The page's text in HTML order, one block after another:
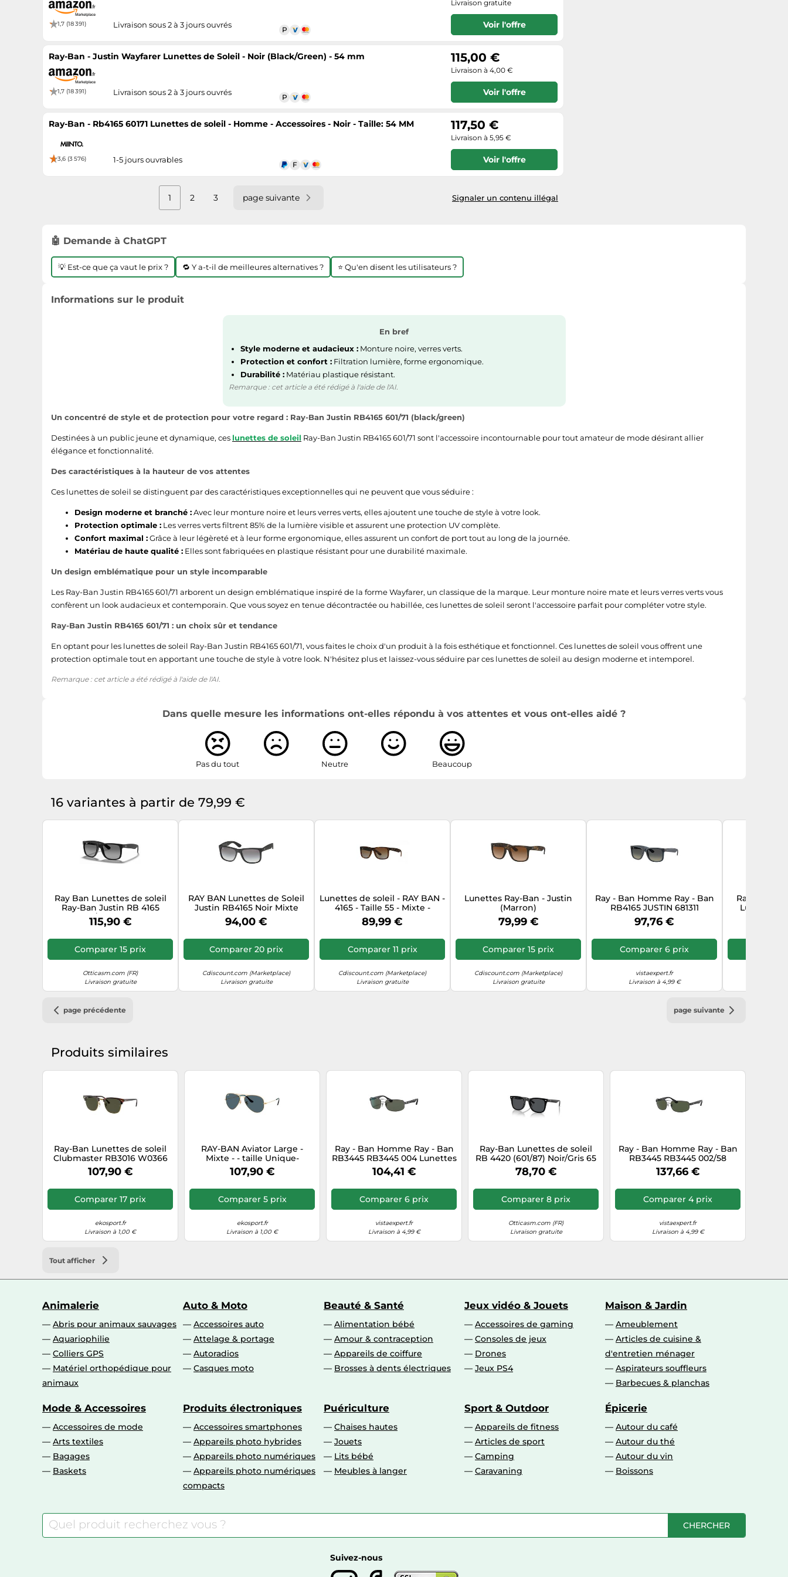
1,7 (18 391) Livraison sous 2 à 3 jours ouvrés
Livraison gratuite
Voir l'offre
Ray-Ban - Justin Wayfarer Lunettes de Soleil - Noir (Black/Green) - 54 mm
1,7 (18 391) Livraison sous 2 à 3 jours ouvrés
115,00 €
Livraison à 4,00 €
Voir l'offre
Ray-Ban - Rb4165 60171 Lunettes de soleil - Homme - Accessoires - Noir - Taille: 54 MM
3,6 (3 576) 1-5 jours ouvrables
117,50 €
Livraison à 5,95 €
Voir l'offre
1 2 3 page suivante Signaler un contenu illégal
🤖 Demande à ChatGPT
💡 Est-ce que ça vaut le prix ? 🔁 Y a-t-il de meilleures alternatives ? ⭐ Qu'en disent les utilisateurs ?
Informations sur le produit
En bref
Style moderne et audacieux :Monture noire, verres verts.
Protection et confort :Filtration lumière, forme ergonomique.
Durabilité :Matériau plastique résistant.
Remarque : cet article a été rédigé à l'aide de l'AI.
Un concentré de style et de protection pour votre regard : Ray-Ban Justin RB4165 601/71 (black/green)
Destinées à un public jeune et dynamique, ces lunettes de soleil Ray-Ban Justin RB4165 601/71 sont l'accessoire incontournable pour tout amateur de mode désirant allier
élégance et fonctionnalité.
Des caractéristiques à la hauteur de vos attentes
Ces lunettes de soleil se distinguent par des caractéristiques exceptionnelles qui ne peuvent que vous séduire :
Design moderne et branché :Avec leur monture noire et leurs verres verts, elles ajoutent une touche de style à votre look.
Protection optimale : Les verres verts filtrent 85% de la lumière visible et assurent une protection UV complète.
Confort maximal :Grâce à leur légèreté et à leur forme ergonomique, elles assurent un confort de port tout au long de la journée.
Matériau de haute qualité : Elles sont fabriquées en plastique résistant pour une durabilité maximale.
Un design emblématique pour un style incomparable
Les Ray-Ban Justin RB4165 601/71 arborent un design emblématique inspiré de la forme Wayfarer, un classique de la marque. Leur monture noire mate et leurs verres verts vous
confèrent un look audacieux et contemporain. Que vous soyez en tenue décontractée ou habillée, ces lunettes de soleil seront l'accessoire parfait pour compléter votre style.
Ray-Ban Justin RB4165 601/71 : un choix sûr et tendance
En optant pour les lunettes de soleil Ray-Ban Justin RB4165 601/71, vous faites le choix d'un produit à la fois esthétique et fonctionnel. Ces lunettes de soleil vous offrent une
protection optimale tout en apportant une touche de style à votre look. N'hésitez plus et laissez-vous séduire par ces lunettes de soleil au design moderne et intemporel.
Remarque : cet article a été rédigé à l'aide de l'AI.
Dans quelle mesure les informations ont-elles répondu à vos attentes et vous ont-elles aidé ?
Pas du tout Neutre Beaucoup
16 variantes à partir de 79,99 €
Ray Ban Lunettes de soleil
Ray-Ban Justin RB 4165
(622/T3) Femme
115,90 €
Comparer 15 prix
Otticasm.com (FR)
Livraison gratuite
RAY BAN Lunettes de Soleil
Justin RB4165 Noir Mixte
94,00 €
Comparer 20 prix
Cdiscount.com (Marketplace)
Livraison gratuite
Lunettes de soleil - RAY BAN -
4165 - Taille 55 - Mixte -
Adulte
89,99 €
Comparer 11 prix
Cdiscount.com (Marketplace)
Livraison gratuite
Lunettes Ray-Ban - Justin
(Marron)
79,99 €
Comparer 15 prix
Cdiscount.com (Marketplace)
Livraison gratuite
Ray - Ban Homme Ray - Ban
RB4165 JUSTIN 681311
Lunettes de soleil Nylon Bleu
Gris Carré Normale Ombré
97,76 €
Comparer 6 prix
vistaexpert.fr
Livraison à 4,99 €
Ray-Ban -
Lunettes
page précédente page suivante
Produits similaires
Ray-Ban Lunettes de soleil
Clubmaster RB3016 W0366
Taille L
107,90 €
Comparer 17 prix
ekosport.fr
Livraison à 1,00 €
RAY-BAN Aviator Large -
Mixte - - taille Unique-
modèle 2025
107,90 €
Comparer 5 prix
ekosport.fr
Livraison à 1,00 €
Ray - Ban Homme Ray - Ban
RB3445 RB3445 004 Lunettes
de soleil Acier Gris G15 Carré
Normale
104,41 €
Comparer 6 prix
vistaexpert.fr
Livraison à 4,99 €
Ray-Ban Lunettes de soleil
RB 4420 (601/87) Noir/Gris 65
mm Femme
78,70 €
Comparer 8 prix
Otticasm.com (FR)
Livraison gratuite
Ray - Ban Homme Ray - Ban
RB3445 RB3445 002/58
Lunettes de soleil Métal Noir
G15 Carré Polarisé
137,66 €
Comparer 4 prix
vistaexpert.fr
Livraison à 4,99 €
Tout afficher
Animalerie
Abris pour animaux sauvages
Aquariophilie
Colliers GPS
Matériel orthopédique pour
animaux
Auto & Moto
Accessoires auto
Attelage & portage
Autoradios
Casques moto
Beauté & Santé
Alimentation bébé
Amour & contraception
Appareils de coiffure
Brosses à dents électriques
Jeux vidéo & Jouets
Accessoires de gaming
Consoles de jeux
Drones
Jeux PS4
Maison & Jardin
Ameublement
Articles de cuisine &
d'entretien ménager
Aspirateurs souffleurs
Barbecues & planchas
Mode & Accessoires
Accessoires de mode
Arts textiles
Bagages
Baskets
Produits électroniques
Accessoires smartphones
Appareils photo hybrides
Appareils photo numériques
Appareils photo numériques
compacts
Puériculture
Chaises hautes
Jouets
Lits bébé
Meubles à langer
Sport & Outdoor
Appareils de fitness
Articles de sport
Camping
Caravaning
Épicerie
Autour du café
Autour du thé
Autour du vin
Boissons
CHERCHER
Suivez-nous